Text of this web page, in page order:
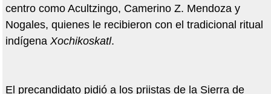
centro como Acultzingo, Camerino Z. Mendoza y
Nogales, quienes le recibieron con el tradicional ritual
indígena Xochikoskatl.
El precandidato pidió a los priistas de la Sierra de